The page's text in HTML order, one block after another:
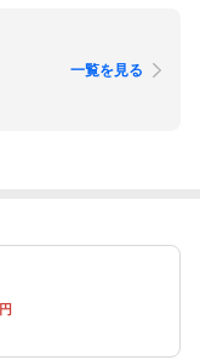
一覧を見る
円